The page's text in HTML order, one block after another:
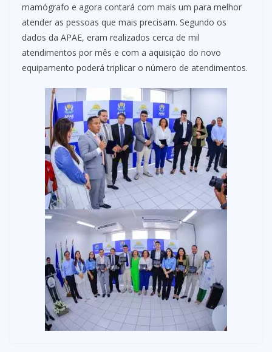
mamógrafo e agora contará com mais um para melhor
atender as pessoas que mais precisam. Segundo os
dados da APAE, eram realizados cerca de mil
atendimentos por mês e com a aquisição do novo
equipamento poderá triplicar o número de atendimentos.